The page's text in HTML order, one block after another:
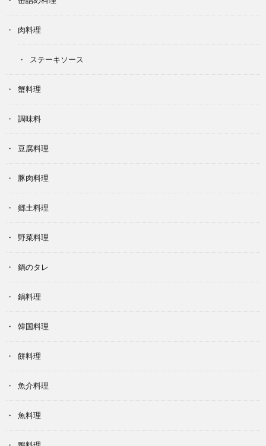
肉料理
ステーキソース
蟹料理
調味料
豆腐料理
豚肉料理
郷土料理
野菜料理
鍋のタレ
鍋料理
韓国料理
餅料理
魚介料理
魚料理